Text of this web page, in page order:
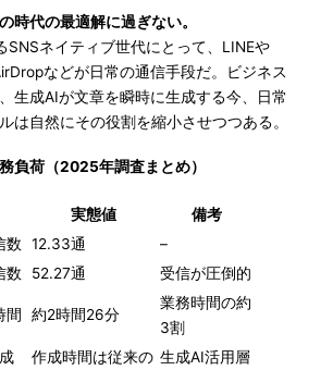
時代の最適解に過ぎない。
SNSネイティブ世代にとって、LINEや
などが日常の通信手段だ。ビジネス
生成AIが文章を瞬時に生成する今、日常
は自然にその役割を縮小させつつある。
負荷（2025年調査まとめ）
実態値
備考
数
12.33通
–
数
52.27通 受信が圧倒的
間 約2時間26分
業務時間の約
3割
作成時間は従来の 生成AI活用層